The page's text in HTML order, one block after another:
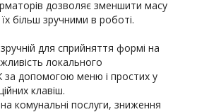
дозволяє зменшити масу
більш зручними в роботі.
для сприйняття формі на
локального
за допомогою меню і простих у
клавіш.
комунальні послуги, зниження